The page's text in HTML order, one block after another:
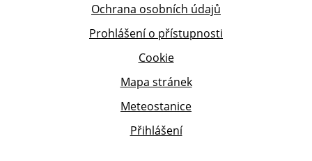
Ochrana osobních údajů
Prohlášení o přístupnosti
Cookie
Mapa stránek
Meteostanice
Přihlášení